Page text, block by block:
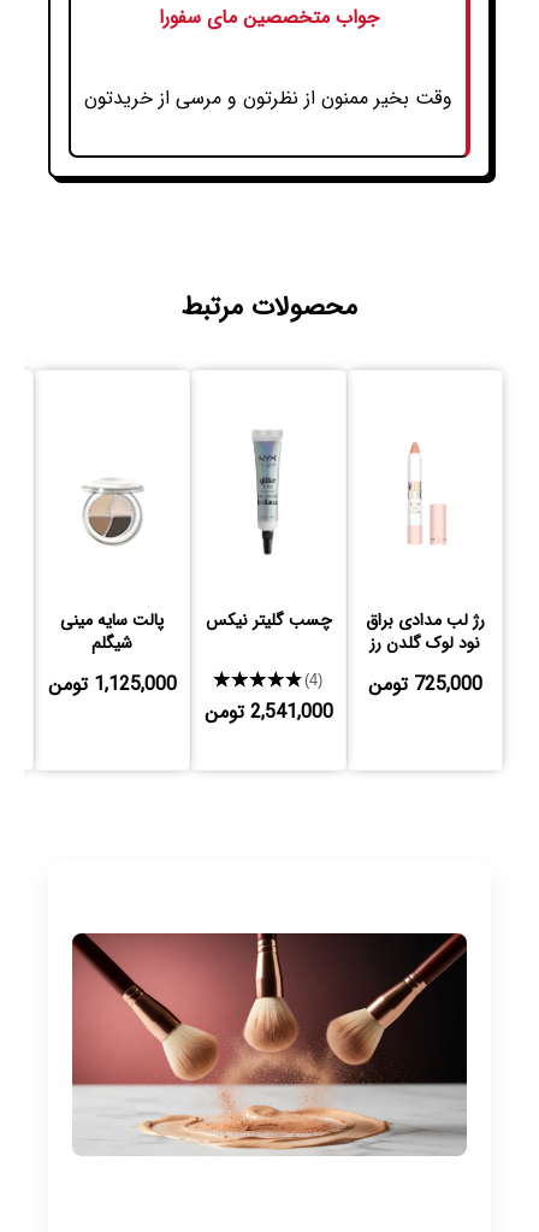
جواب متخصصین مای سفورا
وقت بخیر ممنون از نظرتون و مرسی از خریدتون
محصولات مرتبط
رژ لب مدادی براق
نود لوک گلدن رز
725,000 تومن
چسب گلیتر نیکس
★★★★★(4)
2,541,000 تومن
پالت سایه مینی
شیگلم
1,125,000 تومن